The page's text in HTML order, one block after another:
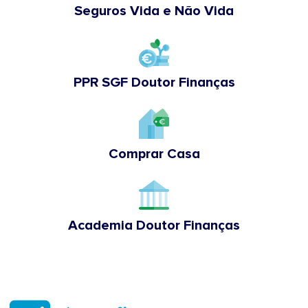
Seguros Vida e Não Vida
PPR SGF Doutor Finanças
Comprar Casa
Academia Doutor Finanças